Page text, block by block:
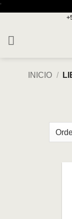
'
INICIO /